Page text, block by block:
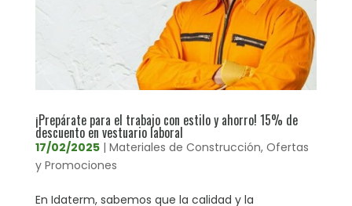
¡Prepárate para el trabajo con estilo y ahorro! 15% de
descuento en vestuario laboral
17/02/2025| Materiales de Construcción, Ofertas
y Promociones
En Idaterm, sabemos que la calidad y la